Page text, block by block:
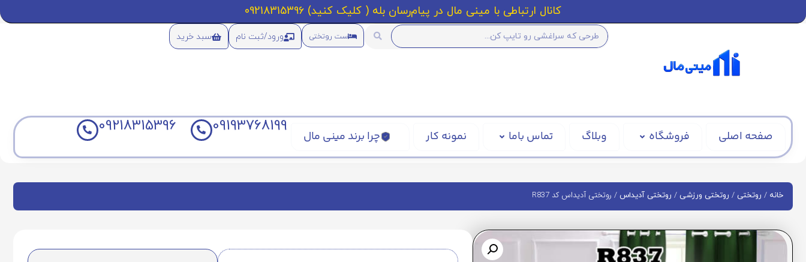
کانال ارتباطی با مینی مال در پیام‌رسان بله ( کلیک کنید) 09218315396
ست روتختی ورود/ثبت نام سبد خرید
صفحه اصلی فروشگاه وبلاگ تماس باما نمونه کار چرا برند مینی مال
09193768199
09218315396
خانه / روتختی / روتختی ورزشی / روتختی آدیداس / روتختی آدیداس کد R837